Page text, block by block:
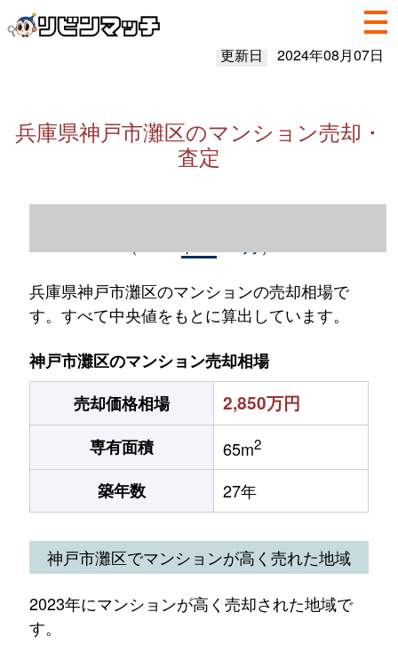
更新日 2024年08月07日
兵庫県神戸市灘区のマンション売却・
査定
兵庫県神戸市灘区のマンションの売却相場で
す。すべて中央値をもとに算出しています。
神戸市灘区のマンション売却相場
売却価格相場
2,850万円
専有面積 65m2
築年数 27年
神戸市灘区でマンションが高く売れた地域
2023年にマンションが高く売却された地域で
す。